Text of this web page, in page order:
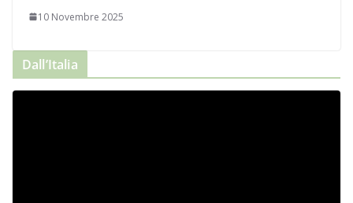
10 Novembre 2025
Dall’Italia